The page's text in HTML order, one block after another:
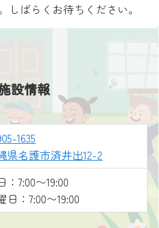
しばらくお待ちください。
設情報
1635
県名護市済井出12-2
：7:00〜19:00
日：7:00〜19:00